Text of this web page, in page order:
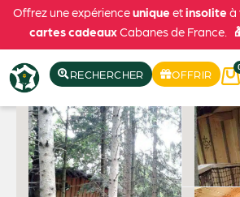
Offrez une expérienceunique etinsolite à
cartes cadeauxCabanes de France.
RECHERCHER OFFRIR